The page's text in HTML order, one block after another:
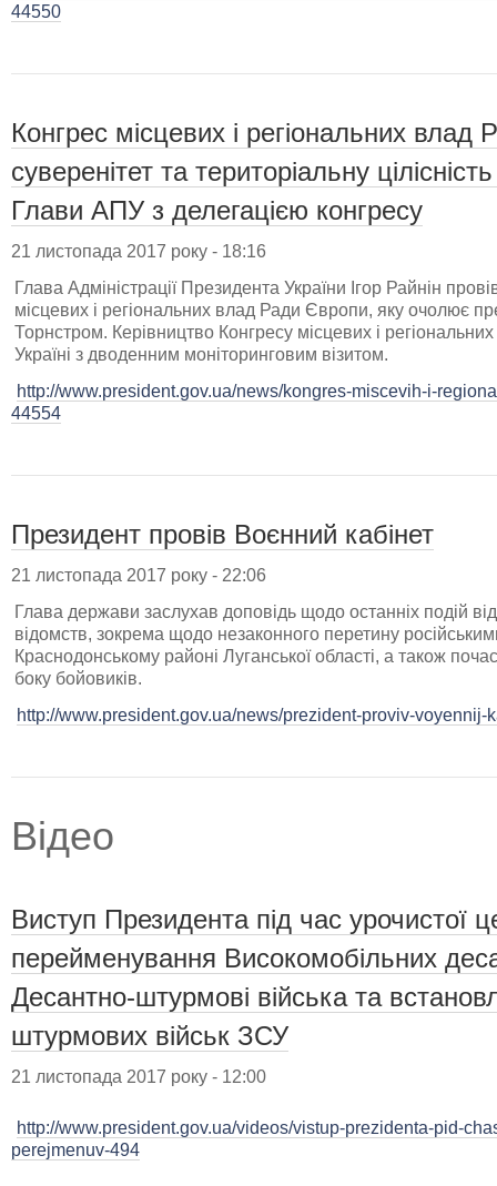
44550
Конгрес місцевих і регіональних
суверенітет та територіальну
Глави АПУ з делегацією конгресу
21 листопада 2017 року - 18:16
Глава Адміністрації Президента України Ігор Райнін
місцевих і регіональних влад Ради Європи, яку очолює
Торнстром. Керівництво Конгресу місцевих і
Україні з дводенним моніторинговим візитом.
http://www.president.gov.ua/news/kongres-miscevih-i-
44554
Президент провів Воєнний кабінет
21 листопада 2017 року - 22:06
Глава держави заслухав доповідь щодо останніх подій
відомств, зокрема щодо незаконного перетину
Краснодонському районі Луганської області, а також
боку бойовиків.
http://www.president.gov.ua/news/prezident-proviv-voyennij-
Відео
Виступ Президента під час урочистої
перейменування Високомобільних
Десантно-штурмові війська та
штурмових військ ЗСУ
21 листопада 2017 року - 12:00
http://www.president.gov.ua/videos/vistup-prezidenta-pid-
perejmenuv-494